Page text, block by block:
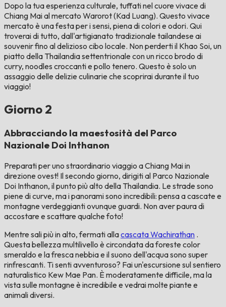
Dopo la tua esperienza culturale, tuffati nel cuore vivace di
Chiang Mai al mercato Warorot (Kad Luang). Questo vivace
mercato è una festa per i sensi, piena di colori e odori. Qui
troverai di tutto, dall'artigianato tradizionale tailandese ai
souvenir fino al delizioso cibo locale. Non perderti il ​​Khao Soi, un
piatto della Thailandia settentrionale con un ricco brodo di
curry, noodles croccanti e pollo tenero. Questo è solo un
assaggio delle delizie culinarie che scoprirai durante il tuo
viaggio!
Giorno 2
Abbracciando la maestosità del Parco
Nazionale Doi Inthanon
Preparati per uno straordinario viaggio a Chiang Mai in
direzione ovest! Il secondo giorno, dirigiti al Parco Nazionale
Doi Inthanon, il punto più alto della Thailandia. Le strade sono
piene di curve, ma i panorami sono incredibili: pensa a cascate e
montagne verdeggianti ovunque guardi. Non aver paura di
accostare e scattare qualche foto!
Mentre sali più in alto, fermati allacascata Wachirathan .
Questa bellezza multilivello è circondata da foreste color
smeraldo e la fresca nebbia e il suono dell'acqua sono super
rinfrescanti. Ti senti avventuroso? Fai un'escursione sul sentiero
naturalistico Kew Mae Pan. È moderatamente difficile, ma la
vista sulle montagne è incredibile e vedrai molte piante e
animali diversi.